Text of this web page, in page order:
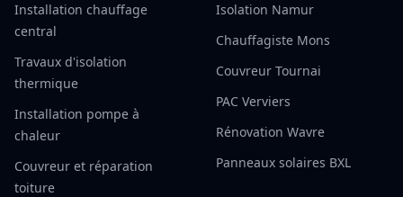
Installation chauffage
central
Travaux d'isolation
thermique
Installation pompe à
chaleur
Couvreur et réparation
toiture
Isolation Namur
Chauffagiste Mons
Couvreur Tournai
PAC Verviers
Rénovation Wavre
Panneaux solaires BXL